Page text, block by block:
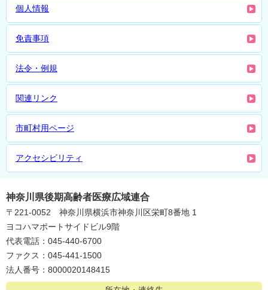
個人情報
免責事項
法令・例規
関連リンク
市町村用ページ
アクセシビリティ
神奈川県後期高齢者医療広域連合
〒221-0052 神奈川県横浜市神奈川区栄町8番地 1
ヨコハマポートサイドビル9階
代表電話：045-440-6700
ファクス：045-441-1500
法人番号：8000020148415